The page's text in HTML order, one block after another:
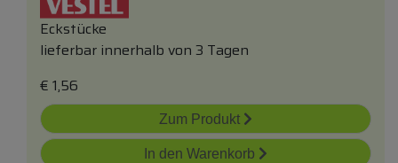
Eckstücke
lieferbar innerhalb von 3 Tagen
€ 1,56
Zum Produkt
In den Warenkorb